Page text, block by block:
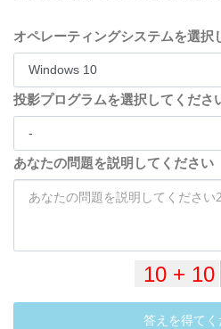
オペレーティングシステムを選択
投影プログラムを選択してくださ
あなたの問題を説明してください
答えを得て